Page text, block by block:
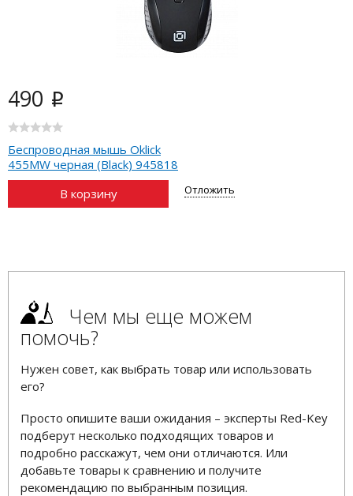
490 i
Беспроводная мышь Oklick
455MW черная (Black) 945818
В корзину
Отложить
Чем мы еще можем
помочь?
Нужен совет, как выбрать товар или использовать
его?
Просто опишите ваши ожидания – эксперты Red-Key
подберут несколько подходящих товаров и
подробно расскажут, чем они отличаются. Или
добавьте товары к сравнению и получите
рекомендацию по выбранным позиция.